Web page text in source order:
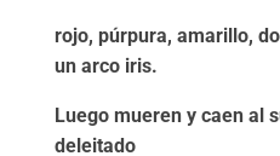
rojo, púrpura, amarillo,
un arco iris.
Luego mueren y caen al
deleitado